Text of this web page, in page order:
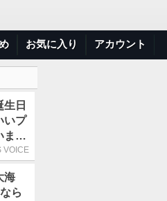
お気に入り アカウント
日
いプ
まし
星
VOICE
海
ら